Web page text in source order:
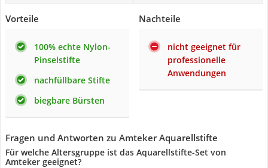
Vorteile
100% echte Nylon-
Pinselstifte
nachfüllbare Stifte
biegbare Bürsten
Nachteile
nicht geeignet für
professionelle
Anwendungen
Fragen und Antworten zu Amteker Aquarellstifte
Für welche Altersgruppe ist das Aquarellstifte-Set von
Amteker geeignet?